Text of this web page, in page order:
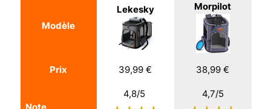
Modèle
Lekesky Morpilot
Prix 39,99 € 38,99 €
4,8/5 4,7/5